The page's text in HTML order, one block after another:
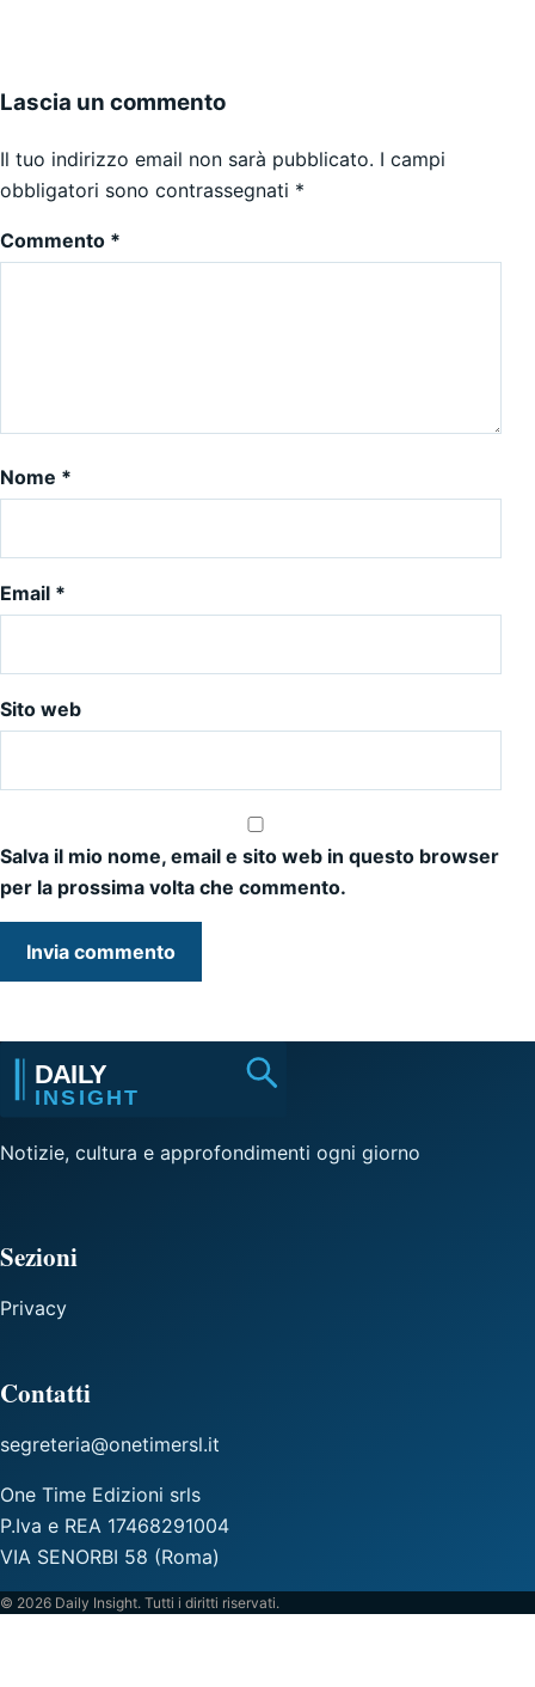
Lascia un commento
Il tuo indirizzo email non sarà pubblicato. I campi
obbligatori sono contrassegnati *
Commento *
Nome *
Email *
Sito web
Salva il mio nome, email e sito web in questo browser
per la prossima volta che commento.
Notizie, cultura e approfondimenti ogni giorno
Sezioni
Privacy
Contatti
segreteria@onetimersl.it
One Time Edizioni srls
P.Iva e REA 17468291004
VIA SENORBI 58 (Roma)
© 2026 Daily Insight. Tutti i diritti riservati.